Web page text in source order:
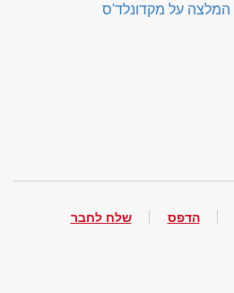
המלצה על מקדונלד'ס
הדפס שלח לחבר